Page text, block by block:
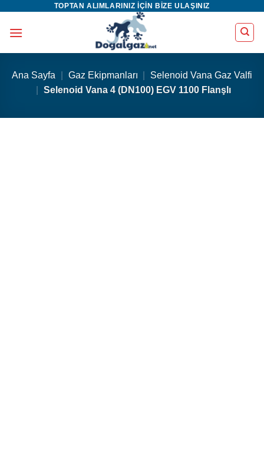
TOPTAN ALIMLARINIZ IÇIN BIZE ULAŞINIZ
Ana Sayfa Gaz Ekipmanları
Selenoid Vana Gaz Valfi
Selenoid Vana 4 (DN100) EGV 1100 Flanşlı